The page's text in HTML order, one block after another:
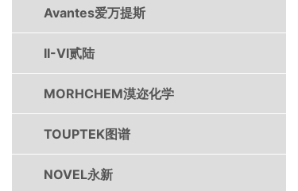
Avantes爱万提斯
II-VI贰陆
MORHCHEM漠迩化学
TOUPTEK图谱
NOVEL永新